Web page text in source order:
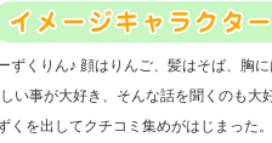
ずくりん♪ 顔はりんご、髪はそば、胸
い事が大好き、そんな話を聞くのも
くを出してクチコミ集めがはじまった。